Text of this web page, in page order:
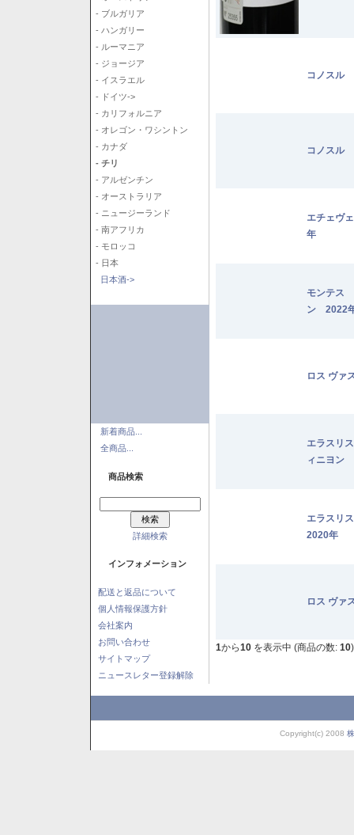
- ブルガリア
- ハンガリー
- ルーマニア
- ジョージア
- イスラエル
- ドイツ->
- カリフォルニア
- オレゴン・ワシントン
- カナダ
- チリ
- アルゼンチン
- オーストラリア
- ニュージーランド
- 南アフリカ
- モロッコ
- 日本
日本酒->
新着商品...
全商品...
商品検索
詳細検索
インフォメーション
配送と返品について
個人情報保護方針
会社案内
お問い合わせ
サイトマップ
ニュースレター登録解除
コノスル
コノスル
エチェヴ
年
モンテス
ン 2022
ロス ヴァ
エラスリ
ィニヨン
エラスリ
2020年
ロス ヴァ
1から10 を表示中 (商品の数: 10)
Copyright(c) 2008